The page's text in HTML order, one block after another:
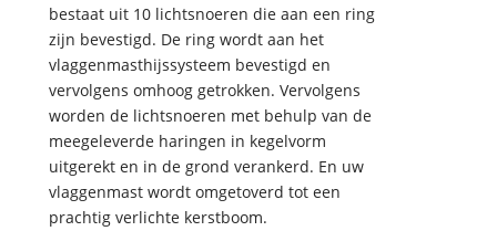
bestaat uit 10 lichtsnoeren die aan een ring
zijn bevestigd. De ring wordt aan het
vlaggenmasthijssysteem bevestigd en
vervolgens omhoog getrokken. Vervolgens
worden de lichtsnoeren met behulp van de
meegeleverde haringen in kegelvorm
uitgerekt en in de grond verankerd. En uw
vlaggenmast wordt omgetoverd tot een
prachtig verlichte kerstboom.